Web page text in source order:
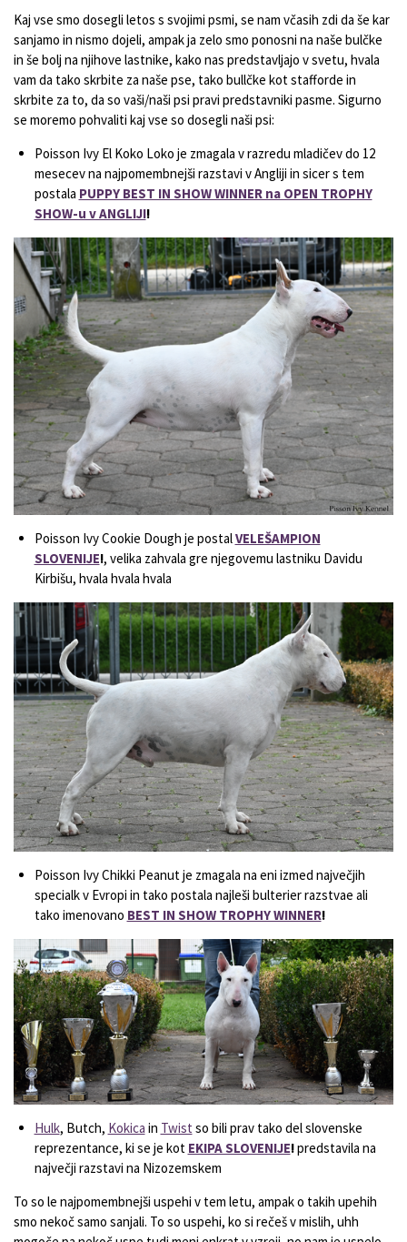
Kaj vse smo dosegli letos s svojimi psmi, se nam včasih zdi da še kar
sanjamo in nismo dojeli, ampak ja zelo smo ponosni na naše bulčke
in še bolj na njihove lastnike, kako nas predstavljajo v svetu, hvala
vam da tako skrbite za naše pse, tako bullčke kot stafforde in
skrbite za to, da so vaši/naši psi pravi predstavniki pasme. Sigurno
se moremo pohvaliti kaj vse so dosegli naši psi:
Poisson Ivy El Koko Loko je zmagala v razredu mladičev do 12
mesecev na najpomembnejši razstavi v Angliji in sicer s tem
postala PUPPY BEST IN SHOW WINNER na OPEN TROPHY
SHOW-u v ANGLIJI!
Poisson Ivy Cookie Dough je postalVELEŠAMPION
SLOVENIJE!, velika zahvala gre njegovemu lastniku Davidu
Kirbišu, hvala hvala hvala
Poisson Ivy Chikki Peanut je zmagala na eni izmed največjih
specialk v Evropi in tako postala najleši bulterier razstvae ali
tako imenovano BEST IN SHOW TROPHY WINNER!
Hulk, Butch, Kokica in Twist so bili prav tako del slovenske
reprezentance, ki se je kot EKIPA SLOVENIJE!predstavila na
največji razstavi na Nizozemskem
To so le najpomembnejši uspehi v tem letu, ampak o takih upehih
smo nekoč samo sanjali. To so uspehi, ko si rečeš v mislih, uhh